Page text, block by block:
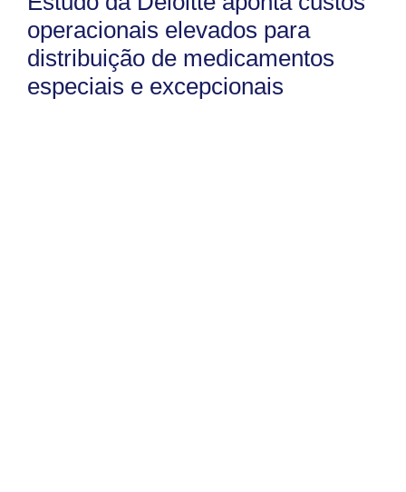
operacionais elevados para
distribuição de medicamentos
especiais e excepcionais